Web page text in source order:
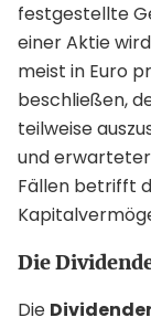
festgestellte
einer Aktie
meist in Euro
beschließen,
teilweise
und
Fällen betrifft
Die
Die